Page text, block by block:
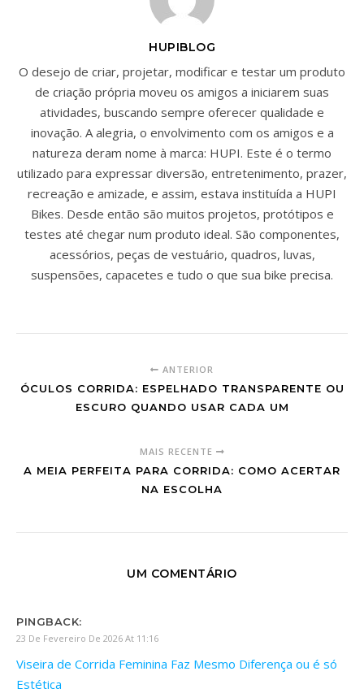
HUPIBLOG
O desejo de criar, projetar, modificar e testar um produto
de criação própria moveu os amigos a iniciarem suas
atividades, buscando sempre oferecer qualidade e
inovação. A alegria, o envolvimento com os amigos e a
natureza deram nome à marca: HUPI. Este é o termo
utilizado para expressar diversão, entretenimento, prazer,
recreação e amizade, e assim, estava instituída a HUPI
Bikes. Desde então são muitos projetos, protótipos e
testes até chegar num produto ideal. São componentes,
acessórios, peças de vestuário, quadros, luvas,
suspensões, capacetes e tudo o que sua bike precisa.
ANTERIOR
ÓCULOS CORRIDA: ESPELHADO TRANSPARENTE OU
ESCURO QUANDO USAR CADA UM
MAIS RECENTE
A MEIA PERFEITA PARA CORRIDA: COMO ACERTAR
NA ESCOLHA
UM COMENTÁRIO
PINGBACK:
23 De Fevereiro De 2026 At 11:16
Viseira de Corrida Feminina Faz Mesmo Diferença ou é só
Estética